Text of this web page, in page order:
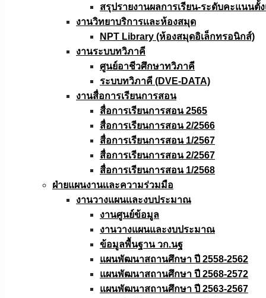
สรุปรายงานผลการเรียน-ระดับคะแนนตั้
งานวิทยาบริการเเละห้องสมุด
NPT Library (ห้องสมุดอิเล็กทรอนิกส์)
งานระบบทวิภาคี
ศูนย์อาชีวศึกษาทวิภาคี
ระบบทวิภาคี (DVE-DATA)
งานสื่อการเรียนการสอน
สื่อการเรียนการสอน 2565
สื่อการเรียนการสอน 2/2566
สื่อการเรียนการสอน 1/2567
สื่อการเรียนการสอน 2/2567
สื่อการเรียนการสอน 1/2568
ฝ่ายแผนงานเเละความร่วมมือ
งานวางแผนเเละงบประมาณ
งานศูนย์ข้อมูล
งานวางแผนและงบประมาณ
ข้อมูลพื้นฐาน วก.นฐ
แผนพัฒนาสถานศึกษา ปี 2558-2562
แผนพัฒนาสถานศึกษา ปี 2568-2572
แผนพัฒนาสถานศึกษา ปี 2563-2567